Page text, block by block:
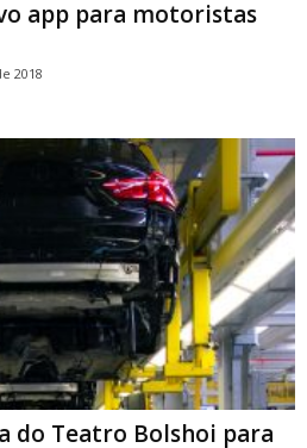
app para motoristas
2018
do Teatro Bolshoi para